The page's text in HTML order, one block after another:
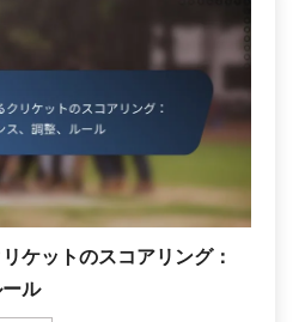
ケットのスコアリング：
ル